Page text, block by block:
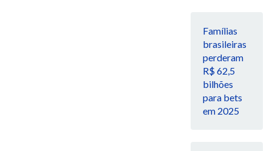
Famílias
brasileiras
perderam
R$ 62,5
bilhões
para bets
em 2025